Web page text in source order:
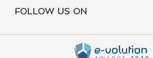
FOLLOW US ON